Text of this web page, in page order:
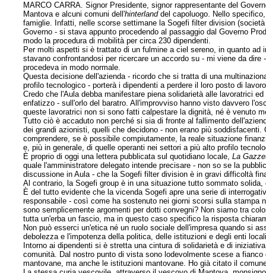
MARCO CARRA. Signor Presidente, signor rappresentante del
Mantova e alcuni comuni dell'hinterlanddel capoluogo. Nello
famiglie. Infatti, nelle scorse settimane la Sogefi filter division
Governo - si stava appunto procedendo al passaggio dal Governo
modo la procedura di mobilità per circa 230 dipendenti.
Per molti aspetti si è trattato di un fulmine a ciel sereno, in quanto
stavano confrontandosi per ricercare un accordo su - mi viene da
procedeva in modo normale.
Questa decisione dell'azienda - ricordo che si tratta di una
profilo tecnologico - porterà i dipendenti a perdere il loro posto di
Credo che l'Aula debba manifestare piena solidarietà alle lavoratrici
enfatizzo - sull'orlo del baratro. All'improvviso hanno visto davvero
queste lavoratrici non si sono fatti calpestare la dignità, né è venuto
Tutto ciò è accaduto non perché si sia di fronte al fallimento
dei grandi azionisti, quelli che decidono - non erano più
comprendere, se è possibile compiutamente, la reale situazione
e, più in generale, di quelle operanti nei settori a più alto profilo
È proprio di oggi una lettera pubblicata sul quotidiano locale,La
quale l'amministratore delegato intende precisare - non so se la
discussione in Aula - che la Sogefi filter division è in gravi difficoltà
Al contrario, la Sogefi group è in una situazione tutto sommato
È del tutto evidente che la vicenda Sogefi apre una serie di
responsabile - così come ha sostenuto nei giorni scorsi sulla stampa
sono semplicemente argomenti per dotti convegni? Non siamo tra
tutta un'erba un fascio, ma in questo caso specifico la risposta
Non può esserci un'etica né un ruolo sociale dell'impresa quando si
debolezza e l'impotenza della politica, delle istituzioni e degli enti
Intorno ai dipendenti si è stretta una cintura di solidarietà e di
comunità. Dal nostro punto di vista sono lodevolmente scese a
mantovane, ma anche le istituzioni mantovane. Ho già citato il